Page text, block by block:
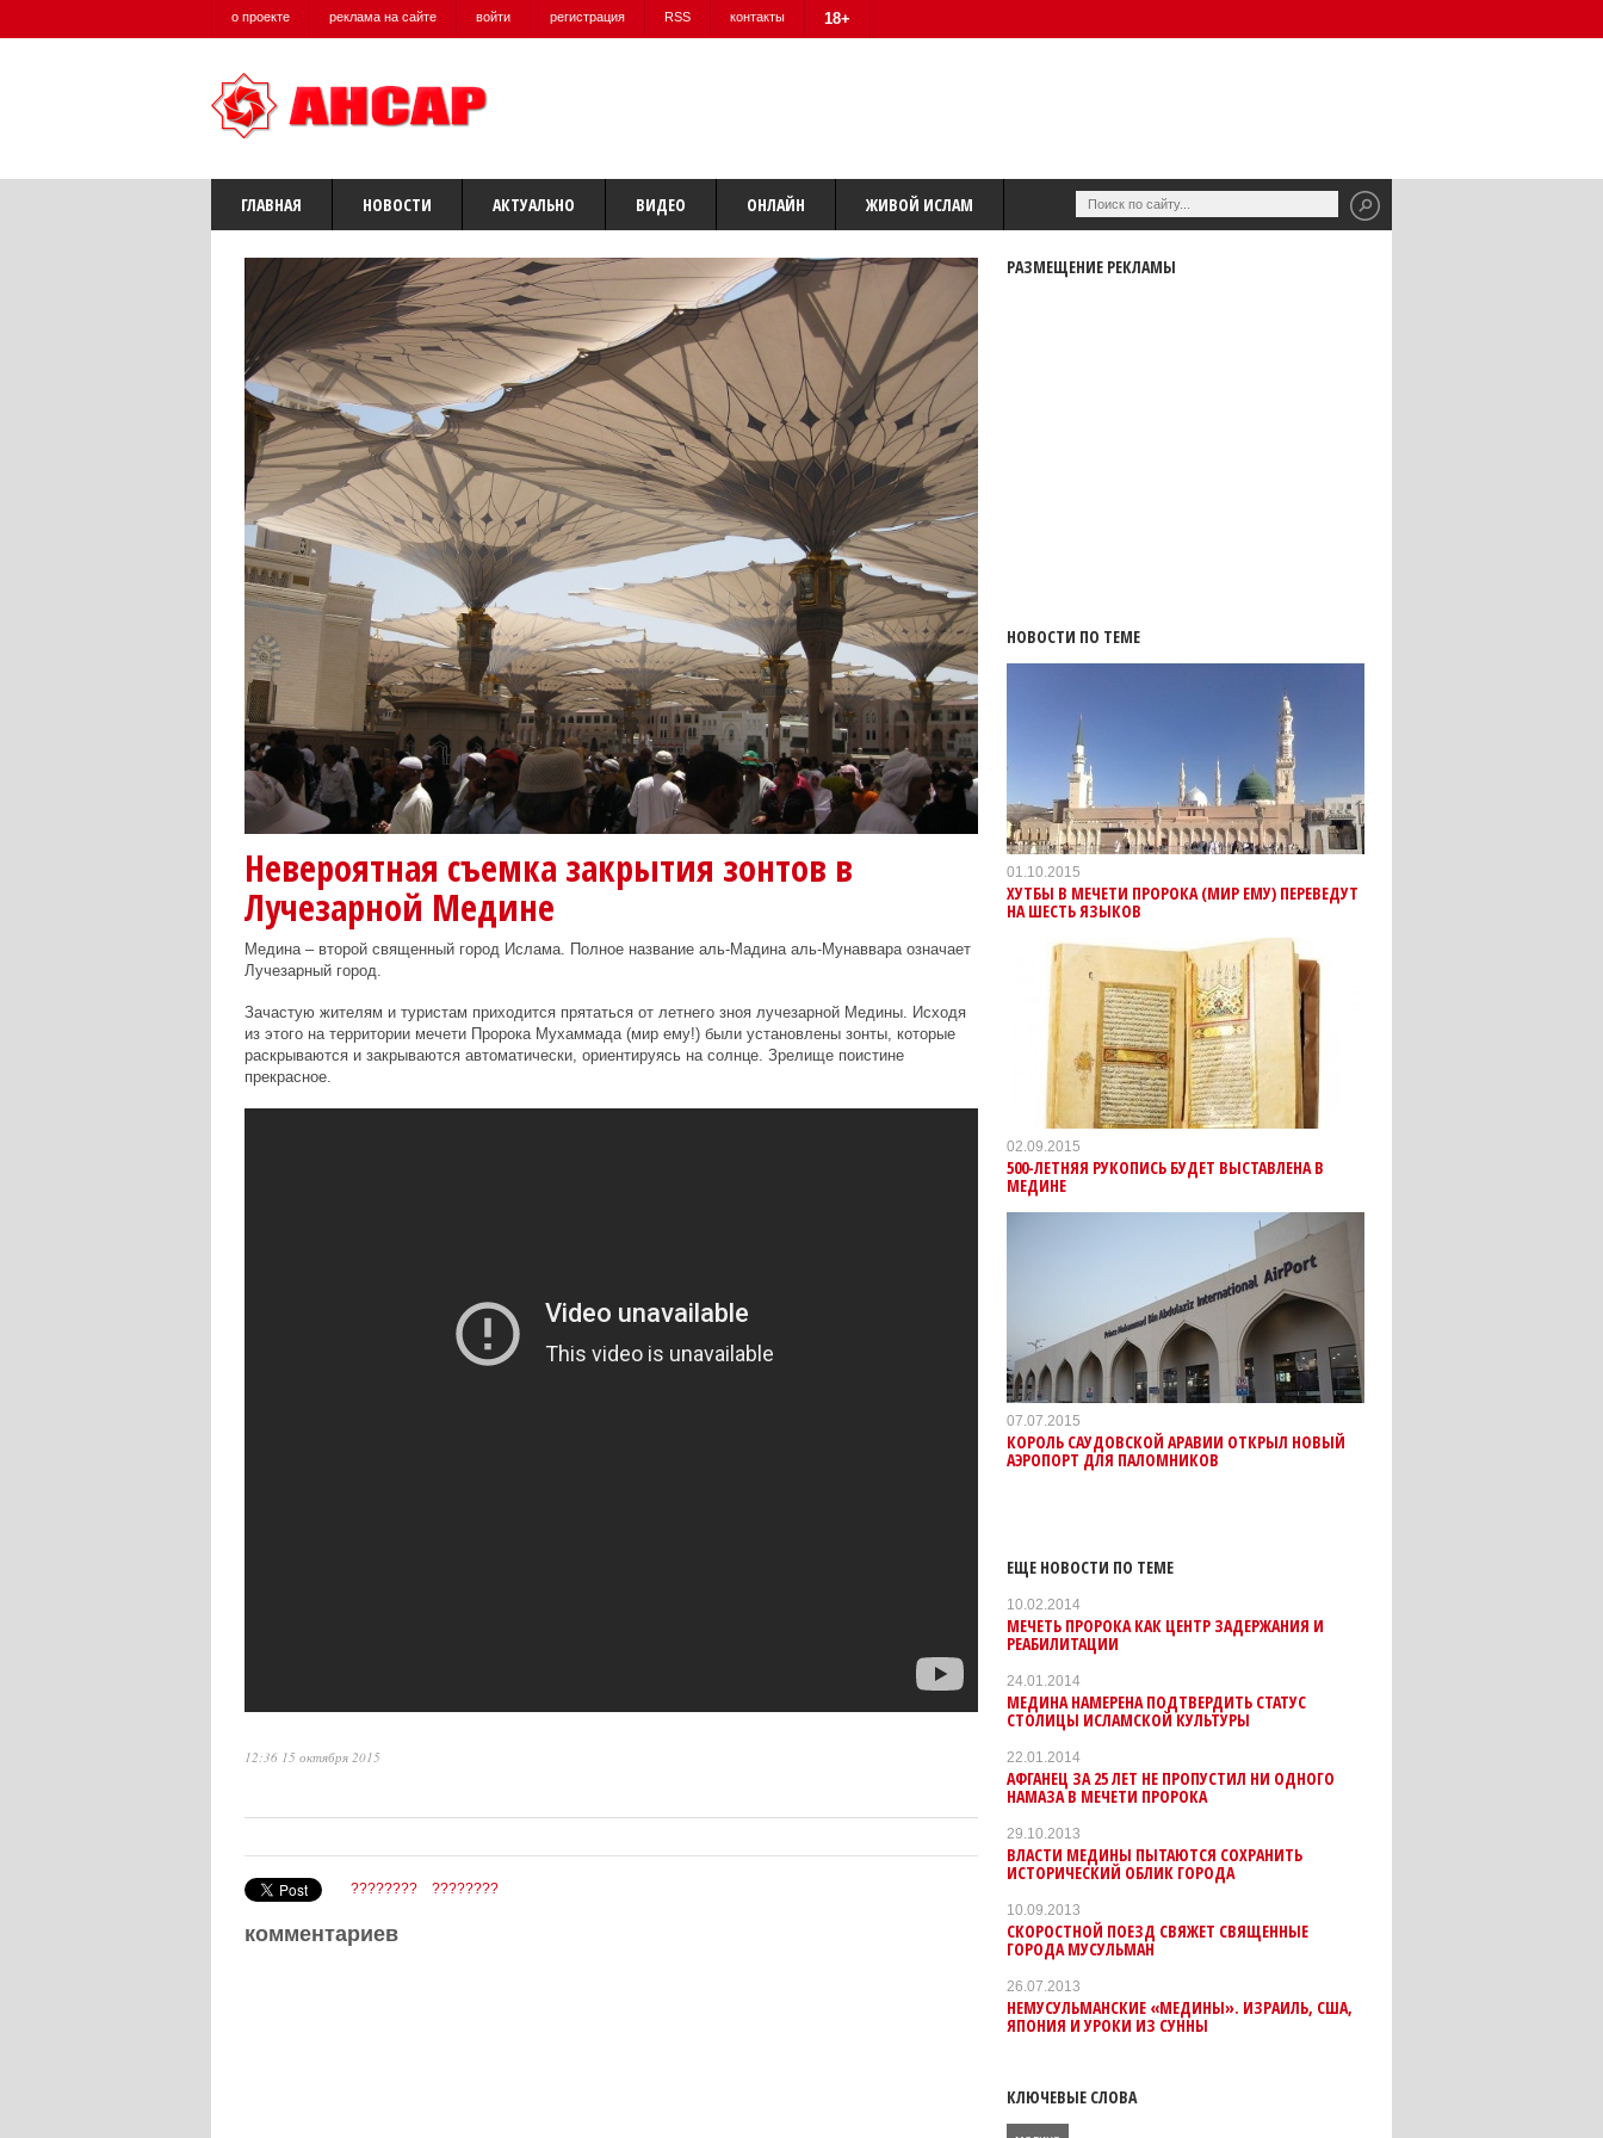
о проекте реклама на сайте войти регистрация RSS контакты 18+
ГЛАВНАЯ НОВОСТИ АКТУАЛЬНО ВИДЕО ОНЛАЙН ЖИВОЙ ИСЛАМ
Невероятная съемка закрытия зонтов в
Лучезарной Медине
Медина – второй священный город Ислама. Полное название аль-Мадина аль-Мунаввара означает
Лучезарный город.
Зачастую жителям и туристам приходится прятаться от летнего зноя лучезарной Медины. Исходя
из этого на территории мечети Пророка Мухаммада (мир ему!) были установлены зонты, которые
раскрываются и закрываются автоматически, ориентируясь на солнце. Зрелище поистине
прекрасное.
12:36 15 октября 2015
???????? ????????
комментариев
РАЗМЕЩЕНИЕ РЕКЛАМЫ
НОВОСТИ ПО ТЕМЕ
01.10.2015
ХУТБЫ В МЕЧЕТИ ПРОРОКА (МИР ЕМУ) ПЕРЕВЕДУТ
НА ШЕСТЬ ЯЗЫКОВ
02.09.2015
500-ЛЕТНЯЯ РУКОПИСЬ БУДЕТ ВЫСТАВЛЕНА В
МЕДИНЕ
07.07.2015
КОРОЛЬ САУДОВСКОЙ АРАВИИ ОТКРЫЛ НОВЫЙ
АЭРОПОРТ ДЛЯ ПАЛОМНИКОВ
ЕЩЕ НОВОСТИ ПО ТЕМЕ
10.02.2014
МЕЧЕТЬ ПРОРОКА КАК ЦЕНТР ЗАДЕРЖАНИЯ И
РЕАБИЛИТАЦИИ
24.01.2014
МЕДИНА НАМЕРЕНА ПОДТВЕРДИТЬ СТАТУС
СТОЛИЦЫ ИСЛАМСКОЙ КУЛЬТУРЫ
22.01.2014
АФГАНЕЦ ЗА 25 ЛЕТ НЕ ПРОПУСТИЛ НИ ОДНОГО
НАМАЗА В МЕЧЕТИ ПРОРОКА
29.10.2013
ВЛАСТИ МЕДИНЫ ПЫТАЮТСЯ СОХРАНИТЬ
ИСТОРИЧЕСКИЙ ОБЛИК ГОРОДА
10.09.2013
СКОРОСТНОЙ ПОЕЗД СВЯЖЕТ СВЯЩЕННЫЕ
ГОРОДА МУСУЛЬМАН
26.07.2013
НЕМУСУЛЬМАНСКИЕ «МЕДИНЫ». ИЗРАИЛЬ, США,
ЯПОНИЯ И УРОКИ ИЗ СУННЫ
КЛЮЧЕВЫЕ СЛОВА